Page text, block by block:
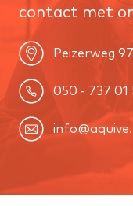
contact met
Peizerweg
050 - 737 01